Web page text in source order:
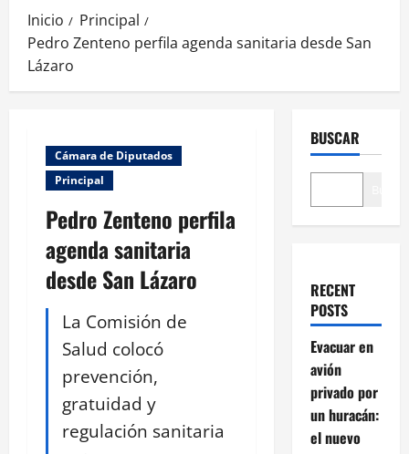
Inicio
Principal
Pedro Zenteno perfila agenda sanitaria desde San
Lázaro
Cámara de Diputados
Principal
Pedro Zenteno perfila
agenda sanitaria
desde San Lázaro
La Comisión de
Salud colocó
prevención,
gratuidad y
regulación sanitaria
BUSCAR
RECENT
POSTS
Evacuar en
avión
privado por
un huracán:
el nuevo